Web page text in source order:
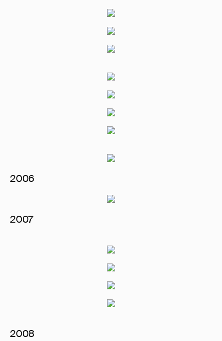
2006
2007
2008